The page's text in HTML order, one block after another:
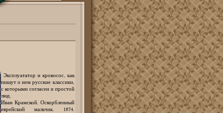
Эксплуататор и кровосос, как
пишут о нем русские классики,
с которыми согласен и простой
люд.
Иван Крамской. Оскорбленный
еврейский мальчик. 1874.